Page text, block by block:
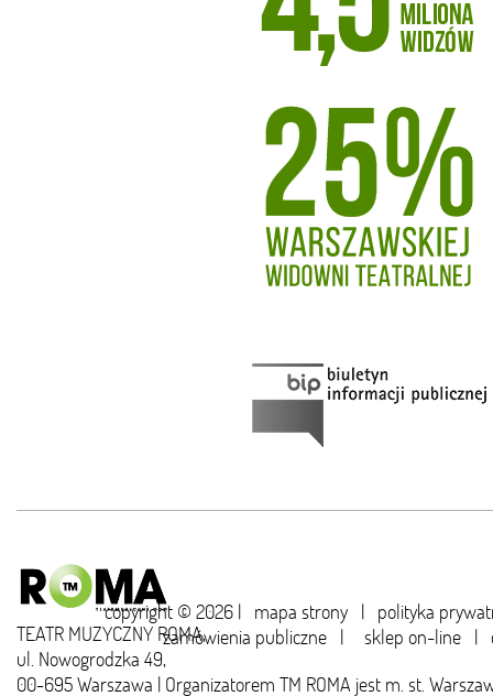
copyright © 2026 | mapa strony | polityka
zamówienia publiczne | sklep on-line |
TEATR MUZYCZNY ROMA,
ul. Nowogrodzka 49,
00-695 Warszawa | Organizatorem TM ROMA jest m. st.